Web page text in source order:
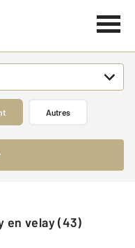
Autres
en velay (43)